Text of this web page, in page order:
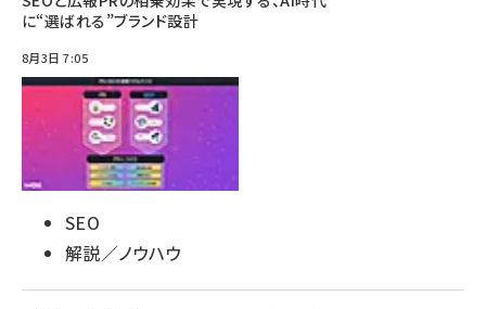
に“選ばれる”ブランド設計
8月3日 7:05
SEO
解説／ノウハウ